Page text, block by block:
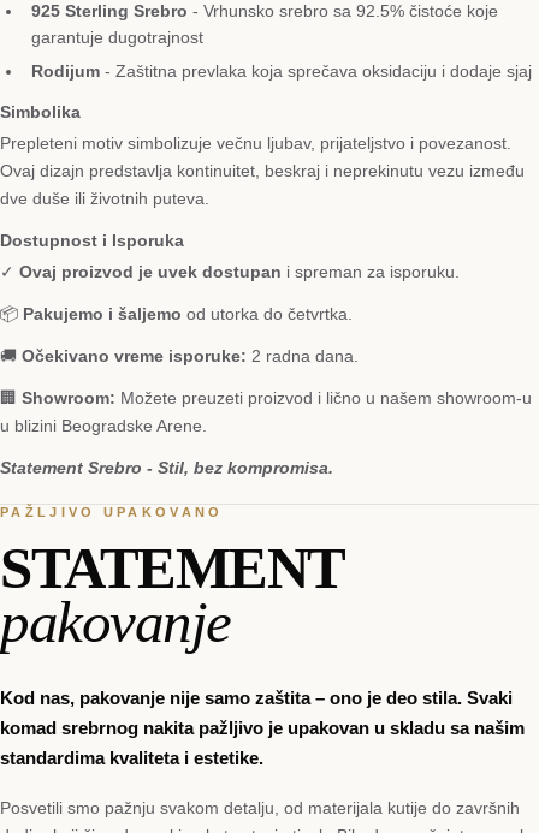
925 Sterling Srebro - Vrhunsko srebro sa 92.5% čistoće koje
garantuje dugotrajnost
Rodijum - Zaštitna prevlaka koja sprečava oksidaciju i dodaje sjaj
Simbolika
Prepleteni motiv simbolizuje večnu ljubav, prijateljstvo i povezanost.
Ovaj dizajn predstavlja kontinuitet, beskraj i neprekinutu vezu između
dve duše ili životnih puteva.
Dostupnost i Isporuka
✓ Ovaj proizvod je uvek dostupan i spreman za isporuku.
📦 Pakujemo i šaljemo od utorka do četvrtka.
🚚 Očekivano vreme isporuke: 2 radna dana.
🏢 Showroom: Možete preuzeti proizvod i lično u našem showroom-u
u blizini Beogradske Arene.
Statement Srebro - Stil, bez kompromisa.
PAŽLJIVO UPAKOVANO
STATEMENT
pakovanje
Kod nas, pakovanje nije samo zaštita – ono je deo stila. Svaki
komad srebrnog nakita pažljivo je upakovan u skladu sa našim
standardima kvaliteta i estetike.
Posvetili smo pažnju svakom detalju, od materijala kutije do završnih